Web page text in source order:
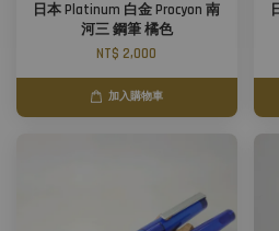
日本 Platinum 白金 Procyon 南
河三 鋼筆 橘色
NT$ 2,000
加入購物車